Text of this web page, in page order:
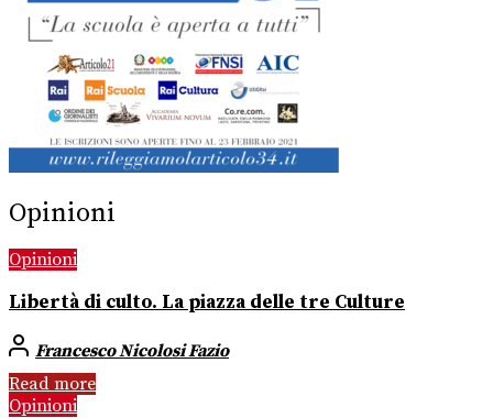
Opinioni
Opinioni
Libertà di culto. La piazza delle tre Culture
Francesco Nicolosi Fazio
Read more
Opinioni